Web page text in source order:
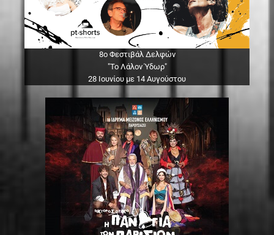
8ο Φεστιβάλ Δελφών
"Το Λάλον Ύδωρ"
28 Ιουνίου με 14 Αυγούστου